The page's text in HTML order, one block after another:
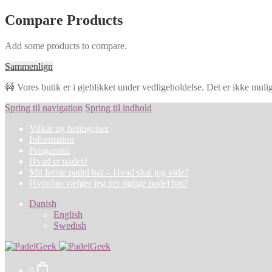
Compare Products
Add some products to compare.
Sammenlign
🚧 Vores butik er i øjeblikket under vedligeholdelse. Det er ikke
Spring til navigation Spring til indhold
Vilkår og betingelser
Information
Prisgaranti
Hvad er padel?
Mit første padel bat – Hvad skal jeg vide?
Hvordan vælger jeg det rigtige padel bat?
Danish
English
Swedish